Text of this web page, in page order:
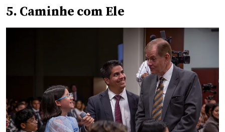
5. Caminhe com Ele